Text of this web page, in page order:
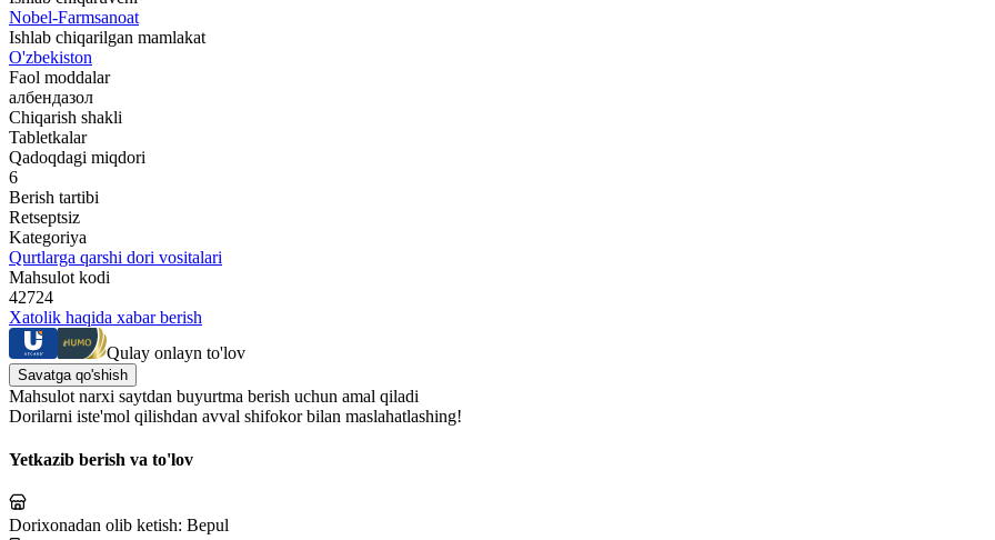
Nobel-Farmsanoat
Ishlab chiqarilgan mamlakat
O'zbekiston
Faol moddalar
албендазол
Chiqarish shakli
Tabletkalar
Qadoqdagi miqdori
6
Berish tartibi
Retseptsiz
Kategoriya
Qurtlarga qarshi dori vositalari
Mahsulot kodi
42724
Xatolik haqida xabar berish
Qulay onlayn to'lov
Savatga qo'shish
Mahsulot narxi saytdan buyurtma berish uchun amal qiladi
Dorilarni iste'mol qilishdan avval shifokor bilan maslahatlashing!
Yetkazib berish va to'lov
Dorixonadan olib ketish: Bepul